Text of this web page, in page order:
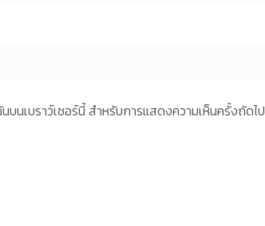
บนเบราว์เซอร์นี้ สำหรับการแสดงความเห็นครั้งถัดไป